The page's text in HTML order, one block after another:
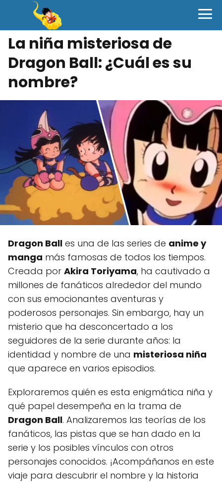
La niña misteriosa de
Dragon Ball: ¿Cuál es su
nombre?
Dragon Ball es una de las series de anime y
manga más famosas de todos los tiempos.
Creada por Akira Toriyama, ha cautivado a
millones de fanáticos alrededor del mundo
con sus emocionantes aventuras y
poderosos personajes. Sin embargo, hay un
misterio que ha desconcertado a los
seguidores de la serie durante años: la
identidad y nombre de una misteriosa niña
que aparece en varios episodios.
Exploraremos quién es esta enigmática niña y
qué papel desempeña en la trama de
Dragon Ball. Analizaremos las teorías de los
fanáticos, las pistas que se han dado en la
serie y los posibles vínculos con otros
personajes conocidos. ¡Acompáñanos en este
viaje para descubrir el nombre y la historia